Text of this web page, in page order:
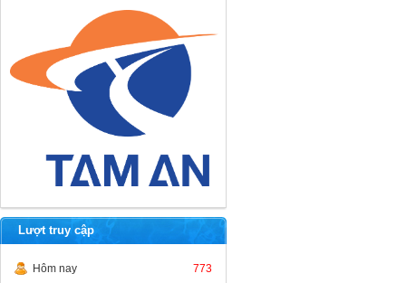
Lượt truy cập
Hôm nay
773